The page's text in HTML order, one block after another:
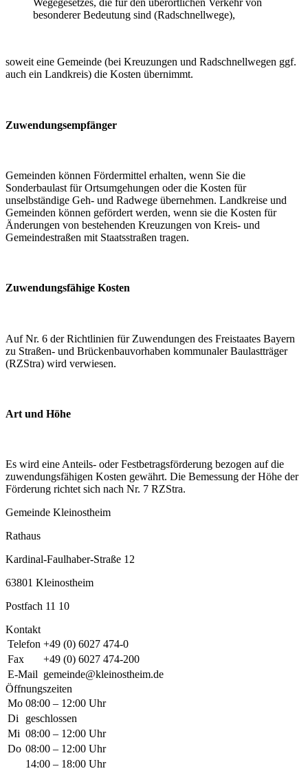
Wegegesetzes, die für den überörtlichen Verkehr von
besonderer Bedeutung sind (Radschnellwege),
soweit eine Gemeinde (bei Kreuzungen und Radschnellwegen ggf.
auch ein Landkreis) die Kosten übernimmt.
Zuwendungsempfänger
Gemeinden können Fördermittel erhalten, wenn Sie die
Sonderbaulast für Ortsumgehungen oder die Kosten für
unselbständige Geh- und Radwege übernehmen. Landkreise und
Gemeinden können gefördert werden, wenn sie die Kosten für
Änderungen von bestehenden Kreuzungen von Kreis- und
Gemeindestraßen mit Staatsstraßen tragen.
Zuwendungsfähige Kosten
Auf Nr. 6 der Richtlinien für Zuwendungen des Freistaates Bayern
zu Straßen- und Brückenbauvorhaben kommunaler Baulastträger
(RZStra) wird verwiesen.
Art und Höhe
Es wird eine Anteils- oder Festbetragsförderung bezogen auf die
zuwendungsfähigen Kosten gewährt. Die Bemessung der Höhe der
Förderung richtet sich nach Nr. 7 RZStra.
Gemeinde Kleinostheim
Rathaus
Kardinal-Faulhaber-Straße 12
63801 Kleinostheim
Postfach 11 10
Kontakt
Telefon +49 (0) 6027 474-0
Fax
+49 (0) 6027 474-200
E-Mail gemeinde@kleinostheim.de
Öffnungszeiten
Mo 08:00 – 12:00 Uhr
Di
geschlossen
Mi 08:00 – 12:00 Uhr
Do 08:00 – 12:00 Uhr
14:00 – 18:00 Uhr